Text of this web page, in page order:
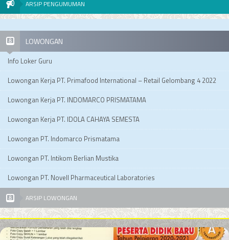
ARSIP PENGUMUMAN
LOWONGAN
Info Loker Guru
Lowongan Kerja PT. Primafood International – Retail Gelombang 4 2022
Lowongan Kerja PT. INDOMARCO PRISMATAMA
Lowongan Kerja PT. IDOLA CAHAYA SEMESTA
Lowongan PT. Indomarco Prismatama
Lowongan PT. Intikom Berlian Mustika
Lowongan PT. Novell Pharmaceutical Laboratories
ARSIP LOWONGAN